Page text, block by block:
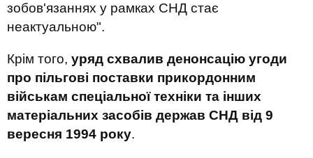
зобов'язаннях у рамках СНД стає
неактуальною".
Крім того, уряд схвалив денонсацію угоди
про пільгові поставки прикордонним
військам спеціальної техніки та інших
матеріальних засобів держав СНД від 9
вересня 1994 року.